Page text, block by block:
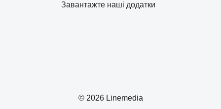
© 2026 Linemedia
Завантажте наші додатки